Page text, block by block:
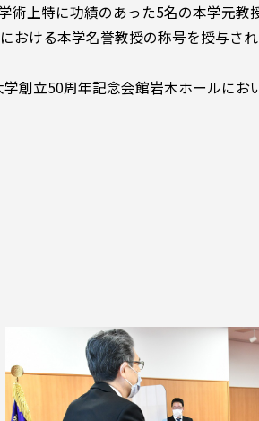
上特に功績のあった5名の本学元教
おける本学名誉教授の称号を授与さ
創立50周年記念会館岩木ホールにお